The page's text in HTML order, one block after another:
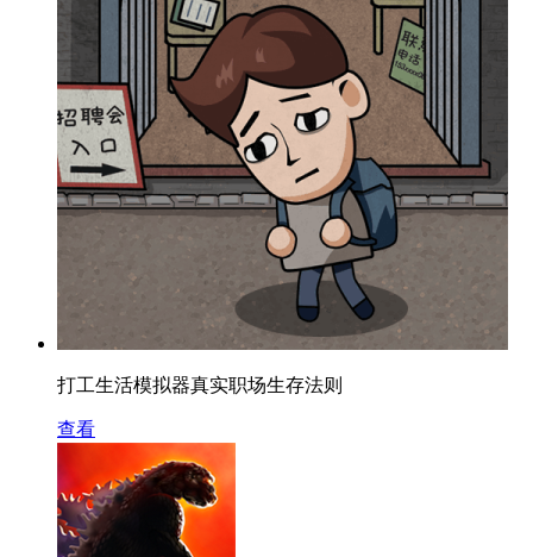
打工生活模拟器真实职场生存法则
查看